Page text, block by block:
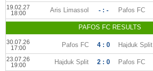
19.02.27
18:00
Aris Limassol - : - Pafos FC
PAFOS FC RESULTS
30.07.26
17:00
Pafos FC 4 : 0 Hajduk Split
23.07.26
19:00
Hajduk Split 2 : 0 Pafos FC